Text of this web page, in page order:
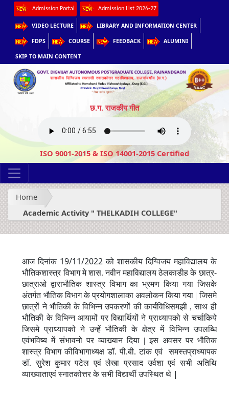
Admission Portal Admission List 2026-27
VIDEO LECTURE LIBRARY AND INFORMATION CENTER
FDPS COURSE FEEDBACK ALUMINI
SKIP TO MAIN CONTENT
छ.ग. राजकीय गीत
ISO 9001-2015 & ISO 14001-2015 Certified
Home
Academic Activity " THELKADIH COLLEGE"
आज दिनांक 19/11/2022को शासकीय दिग्विजय महाविद्यालय के
भौतिकशास्त्र विभाग मे शास. नवीन महाविद्यालय ठेलकाडीह के छात्र-
छात्राओ द्वाराभौतिक शास्त्र विभाग का भ्रमण किया गया जिसके
अंतर्गत भौतिक विभाग के प्रयोगशालाका अवलोकन किया गया | जिसमे
छात्रों ने भौतिकी के विभिन्न उपकरणों की कार्यविधिसमझी , साथ ही
भौतिकी के विभिन्न आयामों पर विद्यार्थियों ने प्राध्यापको से चर्चाकिये
जिसमे प्राध्यापको ने उन्हें भौतिकी के क्षेत्र में विभिन्न उपलब्धि
एवंभविष्य में संभावनो पर व्याख्यान दिया | इस अवसर पर भौतिक
शास्त्र विभाग कीविभागाध्यक्ष डॉ. पी.बी. टांक एवं समस्तप्राध्यापक
डॉ. सुरेश कुमार पटेल एवं लेखा प्रसाद उर्वशा एवं सभी अतिथि
व्याख्याताएवं स्नातकोत्तर के सभी विद्यार्थी उपस्थित थे |